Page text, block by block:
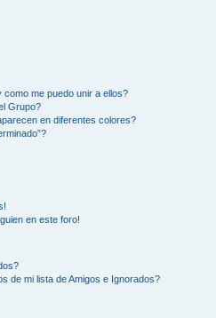
me puedo unir a ellos?
Grupo?
en diferentes colores?
en este foro!
de mi lista de Amigos e Ignorados?